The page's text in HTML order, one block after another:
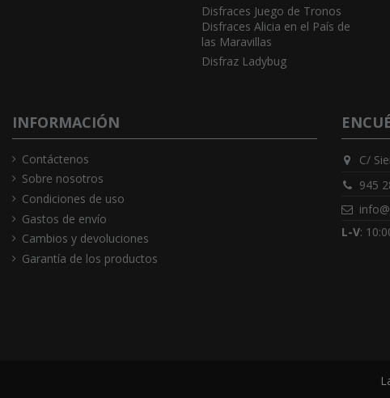
Disfraces Juego de Tronos
Disfraces Alicia en el País de
las Maravillas
Disfraz Ladybug
INFORMACIÓN
Contáctenos
Sobre nosotros
Condiciones de uso
Gastos de envío
Cambios y devoluciones
Garantía de los productos
C/
945
L-V: